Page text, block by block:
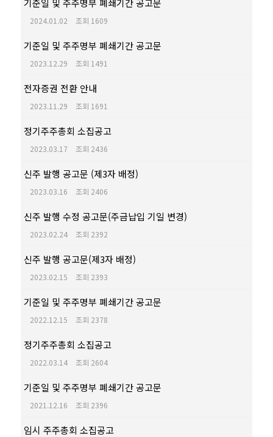
기준일 및 주주명부 폐쇄기간 공고문
2024.01.02 조회 1609
기준일 및 주주명부 폐쇄기간 공고문
2023.12.29 조회 1491
전자증권 전환 안내
2023.11.29 조회 1691
정기주주총회 소집공고
2023.03.17 조회 2436
신주 발행 공고문 (제3자 배정)
2023.03.16 조회 2406
신주 발행 수정 공고문(주금납입 기일 변경)
2023.02.24 조회 2392
신주 발행 공고문(제3자 배정)
2023.02.15 조회 2393
기준일 및 주주명부 폐쇄기간 공고문
2022.12.15 조회 2378
정기주주총회 소집공고
2022.03.14 조회 2604
기준일 및 주주명부 폐쇄기간 공고문
2021.12.16 조회 2396
임시 주주총회 소집공고